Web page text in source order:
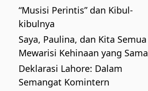
“Musisi Perintis” dan Kibul-
kibulnya
Saya, Paulina, dan Kita Semua
Mewarisi Kehinaan yang Sama
Deklarasi Lahore: Dalam
Semangat Komintern